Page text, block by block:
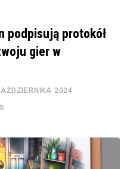
podpisują protokół
gier w
2024